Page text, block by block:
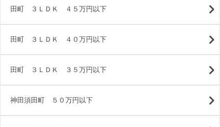
田町 ３ＬＤＫ ４５万円以下
田町 ３ＬＤＫ ４０万円以下
田町 ３ＬＤＫ ３５万円以下
神田須田町 ５０万円以下